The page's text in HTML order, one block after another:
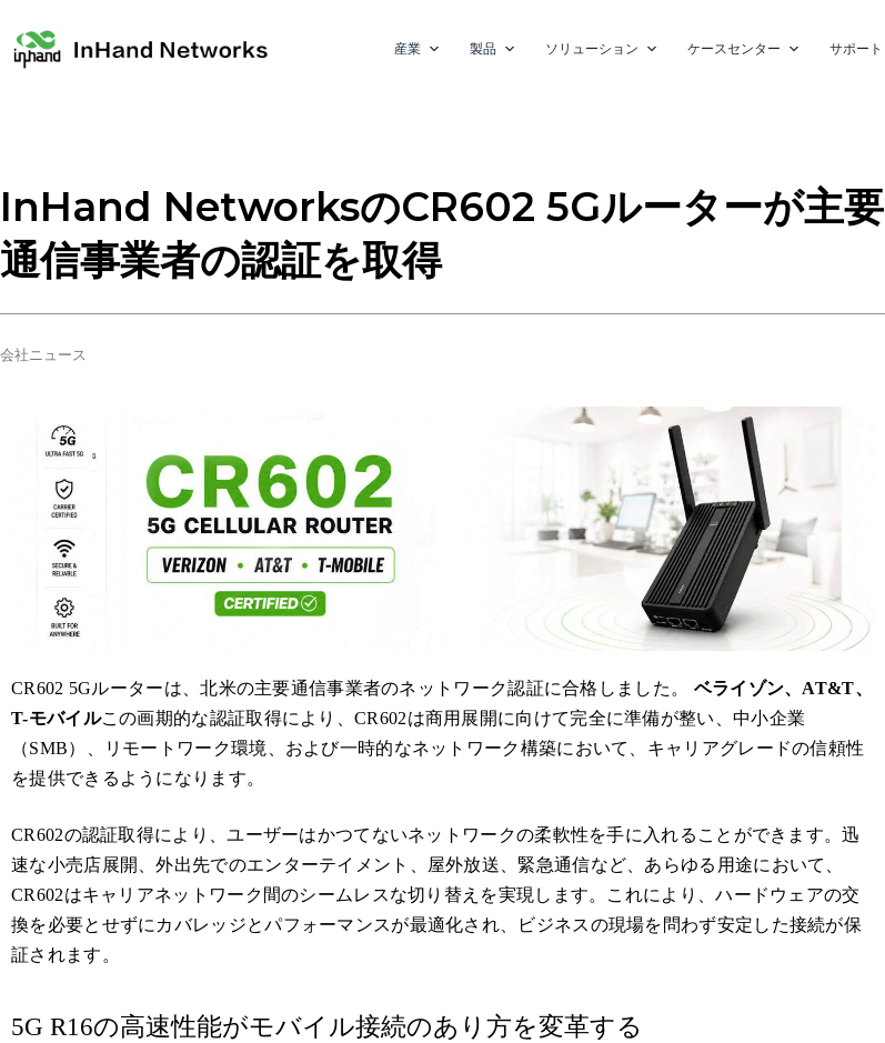
産業 製品 ソリューション ケースセンター サポート
InHand NetworksのCR602 5Gルーターが主要
通信事業者の認証を取得
会社ニュース
CR602 5Gルーターは、北米の主要通信事業者のネットワーク認証に合格しました。 ベライゾン、AT&T、
T-モバイルこの画期的な認証取得により、CR602は商用展開に向けて完全に準備が整い、中小企業
（SMB）、リモートワーク環境、および一時的なネットワーク構築において、キャリアグレードの信頼性
を提供できるようになります。
CR602の認証取得により、ユーザーはかつてないネットワークの柔軟性を手に入れることができます。迅
速な小売店展開、外出先でのエンターテイメント、屋外放送、緊急通信など、あらゆる用途において、
CR602はキャリアネットワーク間のシームレスな切り替えを実現します。これにより、ハードウェアの交
換を必要とせずにカバレッジとパフォーマンスが最適化され、ビジネスの現場を問わず安定した接続が保
証されます。
5G R16の高速性能がモバイル接続のあり方を変革する